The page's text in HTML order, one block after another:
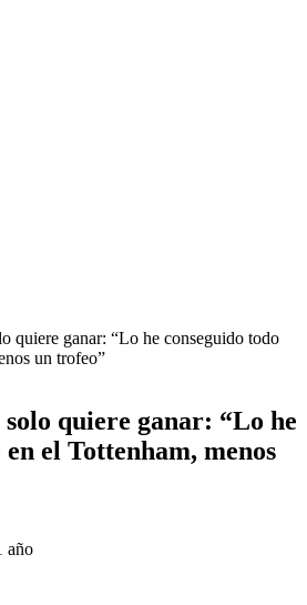
quiere ganar: “Lo he conseguido todo
un trofeo”
quiere ganar: “Lo he
el Tottenham, menos
año